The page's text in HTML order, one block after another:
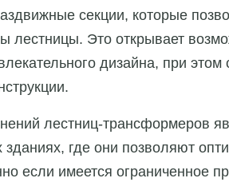
секции, которые
лестницы. Это открывает
дизайна, при
лестниц-трансформеров
зданиях, где они позволяют
если имеется ограниченное